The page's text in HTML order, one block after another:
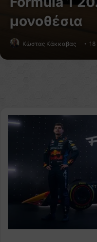
μονοθέσια
Κώστας Κάκκαβας